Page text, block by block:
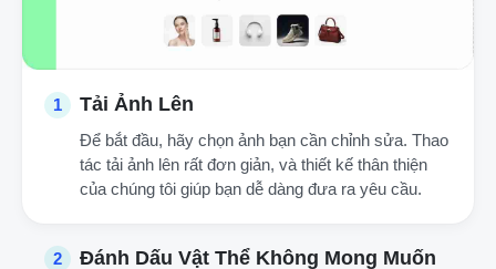
1 Tải Ảnh Lên
Để bắt đầu, hãy chọn ảnh bạn cần chỉnh sửa. Thao
tác tải ảnh lên rất đơn giản, và thiết kế thân thiện
của chúng tôi giúp bạn dễ dàng đưa ra yêu cầu.
2 Đánh Dấu Vật Thể Không Mong Muốn